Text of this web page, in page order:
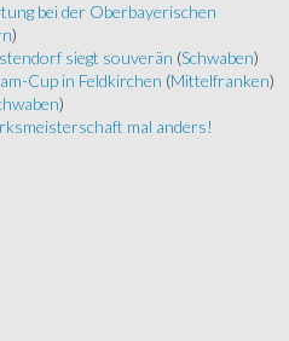
bei der Oberbayerischen
)
siegt souverän (Schwaben)
Cup in Feldkirchen (Mittelfranken)
)
mal anders!